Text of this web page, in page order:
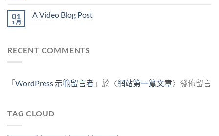
01
1 月
A Video Blog Post
RECENT COMMENTS
「 WordPress 示範留言者 」於〈網站第一篇文章〉發佈留言
TAG CLOUD